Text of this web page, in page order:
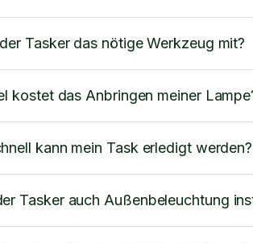
Tasker das nötige Werkzeug mit?
kostet das Anbringen meiner
kann mein Task erledigt werden?
Tasker auch Außenbeleuchtung